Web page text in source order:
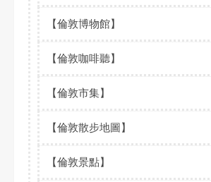
【倫敦博物館】
【倫敦咖啡聽】
【倫敦市集】
【倫敦散步地圖】
【倫敦景點】